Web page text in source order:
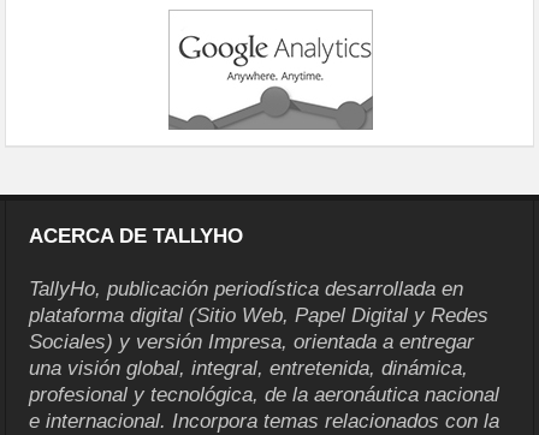
ACERCA DE TALLYHO
TallyHo, publicación periodística desarrollada en
plataforma digital (Sitio Web, Papel Digital y Redes
Sociales) y versión Impresa, orientada a entregar
una visión global, integral, entretenida, dinámica,
profesional y tecnológica, de la aeronáutica nacional
e internacional. Incorpora temas relacionados con la